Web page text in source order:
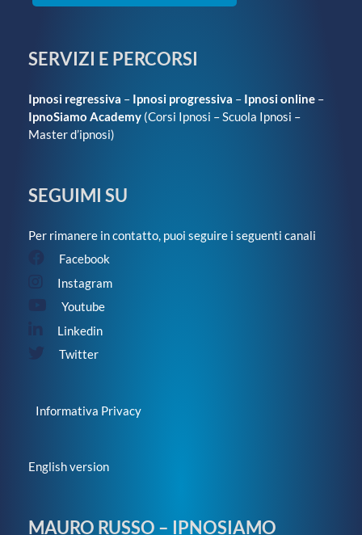
SERVIZI E PERCORSI
Ipnosi regressiva – Ipnosi progressiva – Ipnosi online –
IpnoSiamo Academy (Corsi Ipnosi –Scuola Ipnosi –
Master d’ipnosi)
SEGUIMI SU
Per rimanere in contatto, puoi seguire i seguenti canali
Facebook
Instagram
Youtube
Linkedin
Twitter
Informativa Privacy
English version
MAURO RUSSO – IPNOSIAMO